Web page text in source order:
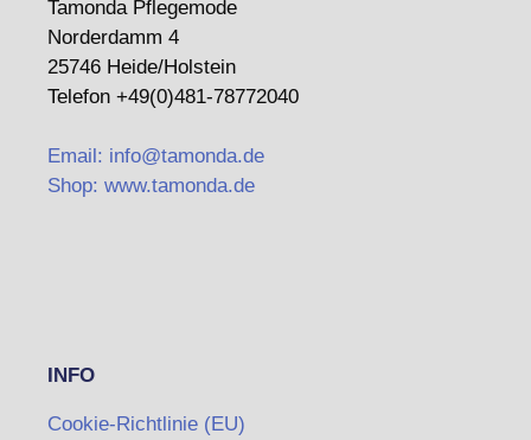
Tamonda Pflegemode
Norderdamm 4
25746 Heide/Holstein
Telefon +49(0)481-78772040
Email: info@tamonda.de
Shop: www.tamonda.de
INFO
Cookie-Richtlinie (EU)